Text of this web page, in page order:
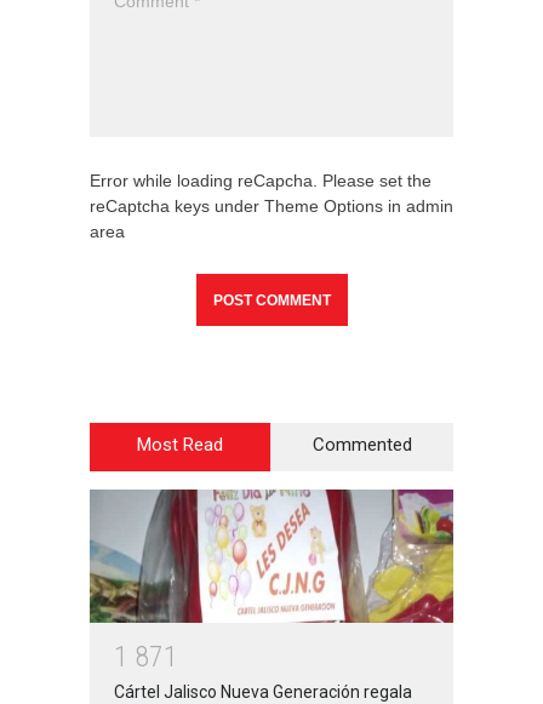
Error while loading reCapcha. Please set the
reCaptcha keys under Theme Options in admin
area
Most Read Commented
1 871
Cártel Jalisco Nueva Generación regala